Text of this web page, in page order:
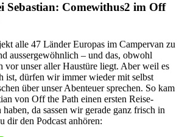
Sebastian: Comewithus2 im Off
alle 47 Länder Europas im Campervan zu
aussergewöhnlich – und das, obwohl
vor unser aller Haustüre liegt. Aber weil es
ist, dürfen wir immer wieder mit selbst
über unser Abenteuer sprechen. So kam
von Off the Path einen ersten Reise-
da sassen wir gerade ganz frisch in
dir den Podcast anhören: